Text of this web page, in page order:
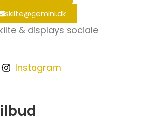
skilte@gemini.dk
& displays sociale
Instagram